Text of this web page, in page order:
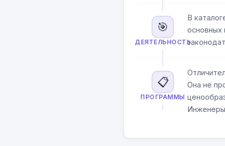
🎯
ДЕЯТЕЛЬНОСТЬ
В
основных
📋
ПРОГРАММЫ
Она не